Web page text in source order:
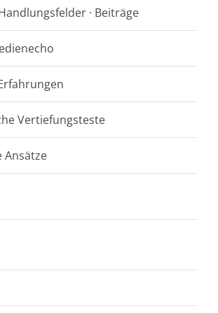
· Beiträge
Vertiefungsteste
Ansätze